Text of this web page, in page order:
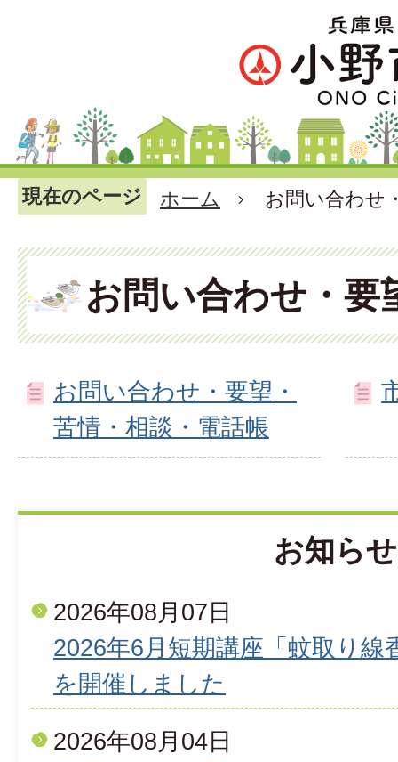
現在のページ ホーム お問い合わせ
お問い合わせ・要
お問い合わせ・要望・
苦情・相談・電話帳
お知らせ
2026年08月07日
2026年6月短期講座「蚊取り
を開催しました
2026年08月04日